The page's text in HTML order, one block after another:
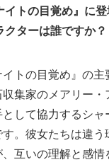
イトの目覚め』に
クターは誰ですか？
イトの目覚め』の主
集家のメアリー・
して協力するシャ
。彼女たちは違う
互いの理解と感情